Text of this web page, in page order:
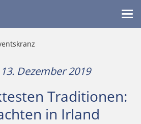
Dezember 2019
Traditionen:
in Irland